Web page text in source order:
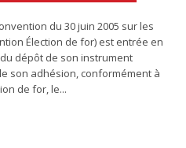
du 30 juin 2005 sur les
Élection de for) est entrée en
dépôt de son instrument
son adhésion, conformément à
de for, le...